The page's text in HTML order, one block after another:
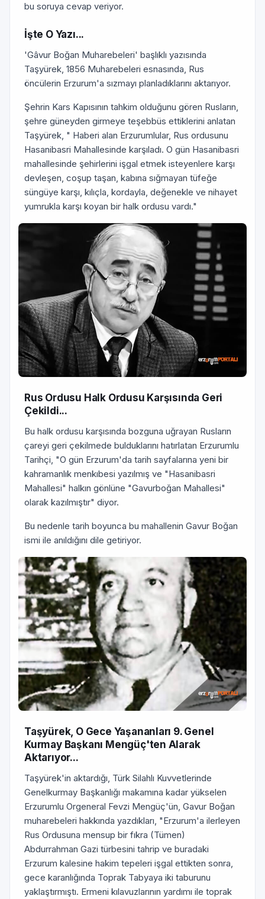
bu soruya cevap veriyor.
İşte O Yazı...
'Gâvur Boğan Muharebeleri' başlıklı yazısında
Taşyürek, 1856 Muharebeleri esnasında, Rus
öncülerin Erzurum'a sızmayı planladıklarını aktarıyor.
Şehrin Kars Kapısının tahkim olduğunu gören Rusların,
şehre güneyden girmeye teşebbüs ettiklerini anlatan
Taşyürek, " Haberi alan Erzurumlular, Rus ordusunu
Hasanibasri Mahallesinde karşıladı. O gün Hasanibasri
mahallesinde şehirlerini işgal etmek isteyenlere karşı
devleşen, coşup taşan, kabına sığmayan tüfeğe
süngüye karşı, kılıçla, kordayla, değenekle ve nihayet
yumrukla karşı koyan bir halk ordusu vardı."
Rus Ordusu Halk Ordusu Karşısında Geri
Çekildi...
Bu halk ordusu karşısında bozguna uğrayan Rusların
çareyi geri çekilmede bulduklarını hatırlatan Erzurumlu
Tarihçi, "O gün Erzurum'da tarih sayfalarına yeni bir
kahramanlık menkıbesi yazılmış ve "Hasanibasri
Mahallesi" halkın gönlüne "Gavurboğan Mahallesi"
olarak kazılmıştır" diyor.
Bu nedenle tarih boyunca bu mahallenin Gavur Boğan
ismi ile anıldığını dile getiriyor.
Taşyürek, O Gece Yaşananları 9. Genel
Kurmay Başkanı Mengüç'ten Alarak
Aktarıyor...
Taşyürek'in aktardığı, Türk Silahlı Kuvvetlerinde
Genelkurmay Başkanlığı makamına kadar yükselen
Erzurumlu Orgeneral Fevzi Mengüç'ün, Gavur Boğan
muharebeleri hakkında yazdıkları, "Erzurum'a ilerleyen
Rus Ordusuna mensup bir fıkra (Tümen)
Abdurrahman Gazi türbesini tahrip ve buradaki
Erzurum kalesine hakim tepeleri işgal ettikten sonra,
gece karanlığında Toprak Tabyaya iki taburunu
yaklaştırmıştı. Ermeni kılavuzlarının yardımı ile toprak